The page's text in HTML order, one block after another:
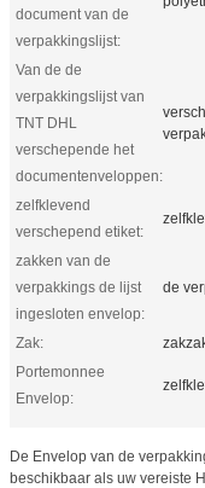
document van de
verpakkingslijst:
Van de de
verpakkingslijst van
TNT DHL
verschepende het
documentenveloppen:
zelfklevend
verschepend etiket:
zakken van de
verpakkings de lijst
ingesloten envelop:
de
Zak:
Portemonnee
Envelop:
De Envelop van de
beschikbaar als uw vereiste